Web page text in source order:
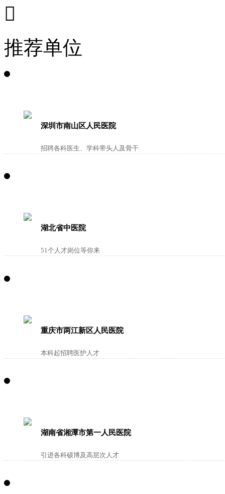

推荐单位
深圳市南山区人民医院
招聘各科医生、学科带头人及骨干
湖北省中医院
51个人才岗位等你来
重庆市两江新区人民医院
本科起招聘医护人才
湖南省湘潭市第一人民医院
引进各科硕博及高层次人才